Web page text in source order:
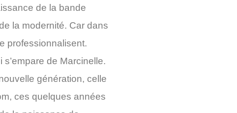
de la bande
la modernité. Car dans
professionnalisent.
de Marcinelle.
génération, celle
ces quelques années